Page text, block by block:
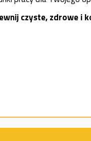
czyste, zdrowe i